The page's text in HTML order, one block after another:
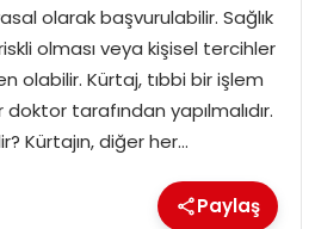
olarak başvurulabilir. Sağlık
olması veya kişisel tercihler
olabilir. Kürtaj, tıbbi bir işlem
tarafından yapılmalıdır.
Kürtajın, diğer her…
Paylaş